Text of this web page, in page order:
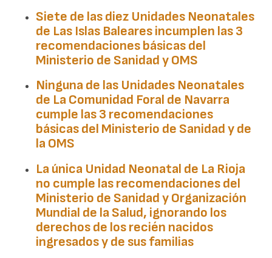
Siete de las diez Unidades Neonatales
de Las Islas Balearesincumplen las 3
recomendaciones básicas del
Ministerio de Sanidad y OMS
Ninguna de las Unidades Neonatales
de La Comunidad Foral de Navarra
cumple las 3 recomendaciones
básicas del Ministerio de Sanidad y de
la OMS
La única Unidad Neonatal de La Rioja
no cumple las recomendaciones del
Ministerio de Sanidad y Organización
Mundial de la Salud, ignorando los
derechos de los recién nacidos
ingresados y de sus familias